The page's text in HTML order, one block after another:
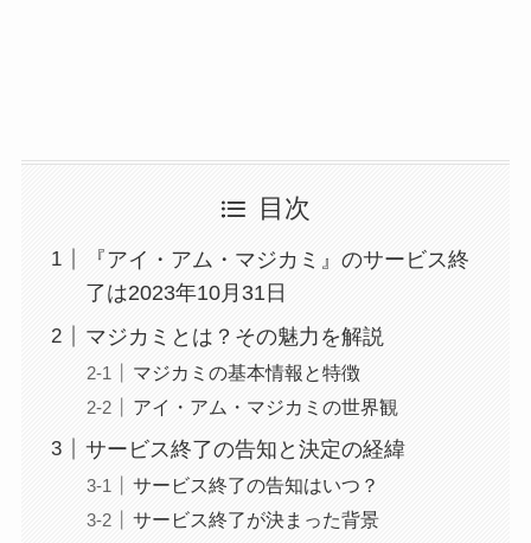
目次
『アイ・アム・マジカミ』のサービス終
了は2023年10月31日
マジカミとは？その魅力を解説
マジカミの基本情報と特徴
アイ・アム・マジカミの世界観
サービス終了の告知と決定の経緯
サービス終了の告知はいつ？
サービス終了が決まった背景